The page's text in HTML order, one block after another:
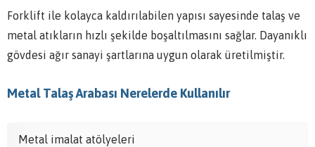
Forklift ile kolayca kaldırılabilen yapısı sayesinde talaş ve
metal atıkların hızlı şekilde boşaltılmasını sağlar. Dayanıklı
gövdesi ağır sanayi şartlarına uygun olarak üretilmiştir.
Metal Talaş Arabası Nerelerde Kullanılır
Metal imalat atölyeleri